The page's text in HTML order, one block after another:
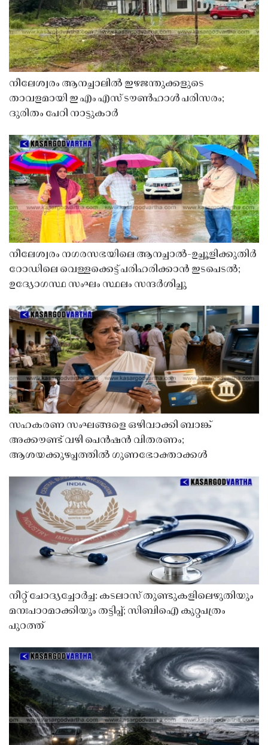
നീലേശ്വരം ആനച്ചാലിൽ ഇഴജന്തുക്കളുടെ
താവളമായി ഇ എം എസ് ടൗൺഹാൾ പരിസരം;
ദുരിതം പേറി നാട്ടുകാർ
നീലേശ്വരം നഗരസഭയിലെ ആനച്ചാൽ-ഉച്ചൂളിക്കുതിർ
റോഡിലെ വെള്ളക്കെട്ട് പരിഹരിക്കാൻ ഇടപെടൽ;
ഉദ്യോഗസ്ഥ സംഘം സ്ഥലം സന്ദർശിച്ചു
സഹകരണ സംഘങ്ങളെ ഒഴിവാക്കി ബാങ്ക്
അക്കൗണ്ട് വഴി പെൻഷൻ വിതരണം;
ആശയക്കുഴപ്പത്തിൽ ഗുണഭോക്താക്കൾ
നീറ്റ് ചോദ്യച്ചോർച്ച: കടലാസ് തുണ്ടുകളിലെഴുതിയും
മനഃപാഠമാക്കിയും തട്ടിപ്പ്; സിബിഐ കുറ്റപത്രം
പുറത്ത്